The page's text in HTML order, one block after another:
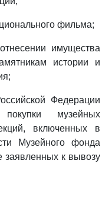
фильма;
имущества
истории и
Федерации
музейных
включенных в
Музейного фонда
заявленных к вывозу